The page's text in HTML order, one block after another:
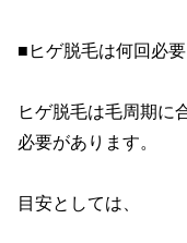
■ヒゲ脱毛は何回必
ヒゲ脱毛は毛周期に
必要があります。
目安としては、